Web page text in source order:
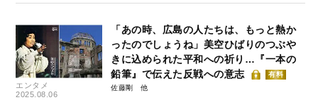
エンタメ
2025.08.06
「あの時、広島の人たちは、もっと熱か
ったのでしょうね」美空ひばりのつぶや
きに込められた平和への祈り…『一本の
鉛筆』で伝えた反戦への意志
有料
佐藤剛